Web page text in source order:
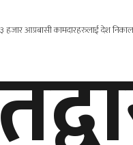
हजार आप्रबासी कामदारहरुलाई देश